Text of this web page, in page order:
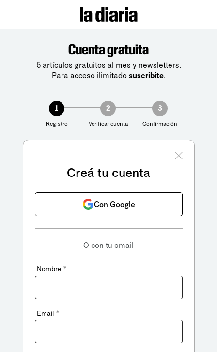
Cuenta gratuita
6 artículos gratuitos al mes y newsletters.
Para acceso ilimitado suscribite.
1
Registro
2
Verificar cuenta
3
Confirmación
Creá tu cuenta
Con Google
O con tu email
Nombre *
Email *